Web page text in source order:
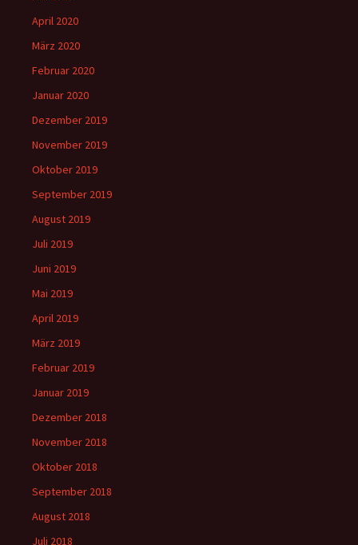
April 2020
März 2020
Februar 2020
Januar 2020
Dezember 2019
November 2019
Oktober 2019
September 2019
August 2019
Juli 2019
Juni 2019
Mai 2019
April 2019
März 2019
Februar 2019
Januar 2019
Dezember 2018
November 2018
Oktober 2018
September 2018
August 2018
Juli 2018